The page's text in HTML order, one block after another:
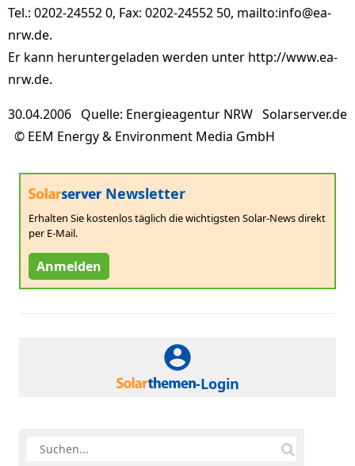
Tel.: 0202-24552 0, Fax: 0202-24552 50, mailto:info@ea-
nrw.de.
Er kann heruntergeladen werden unter http://www.ea-
nrw.de.
30.04.2006 Quelle: Energieagentur NRW Solarserver.de
© EEM Energy & Environment Media GmbH
Newsletter
Erhalten Sie kostenlos täglich die wichtigsten Solar-News direkt
per E-Mail.
Anmelden
-Login